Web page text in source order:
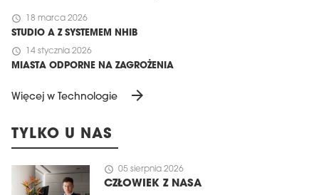
schedule 18 marca 2026
STUDIO A Z SYSTEMEM NHIB
schedule 14 stycznia 2026
MIASTA ODPORNE NA ZAGROŻENIA
Więcej w Technologie arrow_forward
TYLKO U NAS
schedule 05 sierpnia 2026
CZŁOWIEK Z NASA